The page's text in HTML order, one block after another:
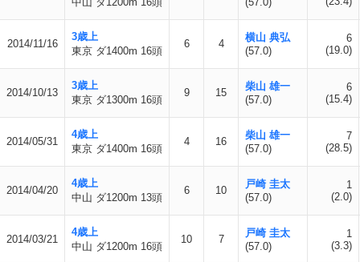
2014/11/16
3歳上
東京 ダ1400m 16頭
6 4
横山 典弘
(57.0)
6
(19.0)
2014/10/13
3歳上
東京 ダ1300m 16頭
9 15
柴山 雄一
(57.0)
6
(15.4)
2014/05/31
4歳上
東京 ダ1400m 16頭
4 16
柴山 雄一
(57.0)
7
(28.5)
2014/04/20
4歳上
中山 ダ1200m 13頭
6 10
戸崎 圭太
(57.0)
1
(2.0)
2014/03/21
4歳上
中山 ダ1200m 16頭
10 7
戸崎 圭太
(57.0)
1
(3.3)